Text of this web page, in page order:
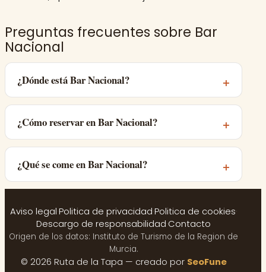
Preguntas frecuentes sobre Bar
Nacional
¿Dónde está Bar Nacional?
¿Cómo reservar en Bar Nacional?
¿Qué se come en Bar Nacional?
Aviso legal·Politica de privacidad·Politica de cookies·
Descargo de responsabilidad·Contacto
Origen de los datos: Instituto de Turismo de la Region de
Murcia.
© 2026 Ruta de la Tapa — creado por SeoFune